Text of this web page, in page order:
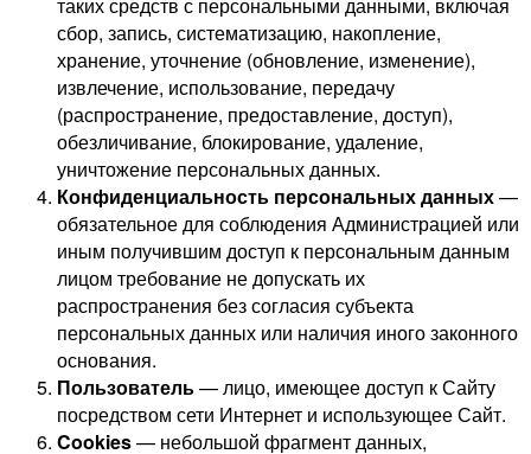
таких средств с персональными данными, включая
сбор, запись, систематизацию, накопление,
хранение, уточнение (обновление, изменение),
извлечение, использование, передачу
(распространение, предоставление, доступ),
обезличивание, блокирование, удаление,
уничтожение персональных данных.
Конфиденциальность персональных данных—
обязательное для соблюдения Администрацией или
иным получившим доступ к персональным данным
лицом требование не допускать их
распространения без согласия субъекта
персональных данных или наличия иного законного
основания.
Пользователь— лицо, имеющее доступ к Сайту
посредством сети Интернет и использующее Сайт.
Cookies— небольшой фрагмент данных,